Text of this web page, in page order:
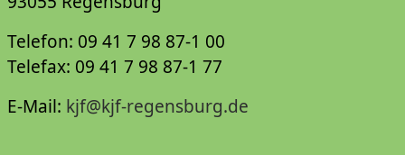
Telefon: 09 41 7 98 87-1 00
Telefax: 09 41 7 98 87-1 77
E-Mail: kjf@kjf-regensburg.de